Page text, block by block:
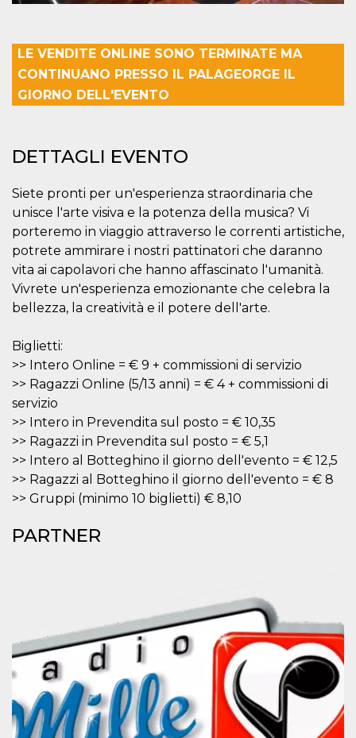
LE VENDITE ONLINE SONO TERMINATE MA
CONTINUANO PRESSO IL PALAGEORGE IL
GIORNO DELL'EVENTO
DETTAGLI EVENTO
Siete pronti per un'esperienza straordinaria che
unisce l'arte visiva e la potenza della musica? Vi
porteremo in viaggio attraverso le correnti artistiche,
potrete ammirare i nostri pattinatori che daranno
vita ai capolavori che hanno affascinato l'umanità.
Vivrete un'esperienza emozionante che celebra la
bellezza, la creatività e il potere dell'arte.
Biglietti:
>> Intero Online = € 9 + commissioni di servizio
>> Ragazzi Online (5/13 anni) = € 4 + commissioni di
servizio
>> Intero in Prevendita sul posto = € 10,35
>> Ragazzi in Prevendita sul posto = € 5,1
>> Intero al Botteghino il giorno dell'evento = € 12,5
>> Ragazzi al Botteghino il giorno dell'evento = € 8
>> Gruppi (minimo 10 biglietti) € 8,10
PARTNER
utilizzato per le
prestazioni e
l'ottimizzazione
dei pagamenti,
CookieScriptConsent
CookieScript
oooh.events
settimane
2 giorni
Questo cookie
viene utilizzato
dal servizio
Cookie-
Script.com per
ricordare le
preferenze di
consenso sui
cookie dei
Script.com
funzioni
correttamente.
Storage declaration
Nome
Storage
Descrizione
fbssls_314278995690155
Session
storage
wpEmojiSettingsSupports
Session
cn_uc__
Nome
Provider /
Dominio
Scadenza Descrizione
c_user
Meta
Platform Inc.
4
settimane
2 giorni
Cookie di
utente. Può
essere di